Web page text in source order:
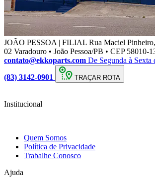
JOÃO PESSOA | FILIAL Rua Maciel
02 Varadouro • João Pessoa/PB • CEP 58010-
contato@ekkoparts.com De Segunda à Sexta
(83) 3142-0901
TRAÇAR ROTA
Institucional
Quem Somos
Política de Privacidade
Trabalhe Conosco
Ajuda